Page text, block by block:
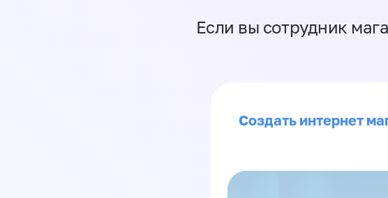
Если вы сотрудник
Создать интернет